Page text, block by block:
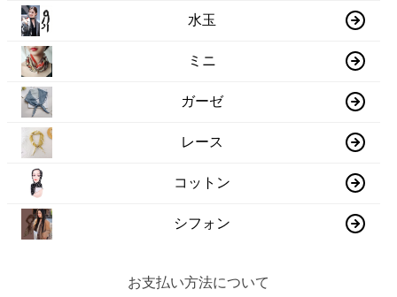
水玉
ミニ
ガーゼ
レース
コットン
シフォン
お支払い方法について